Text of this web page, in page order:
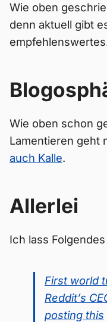
Wie oben
denn aktuell gibt
Wie oben schon
Lamentieren geht
auch Kalle.
Allerlei
Ich lass
First world
Reddit’s
posting this